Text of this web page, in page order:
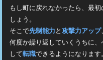
もし町に戻れなかったら、最
しょう。
そこで先制能力 と 攻撃力アップ
何度か繰り返していくうちに
して転職できるようになります